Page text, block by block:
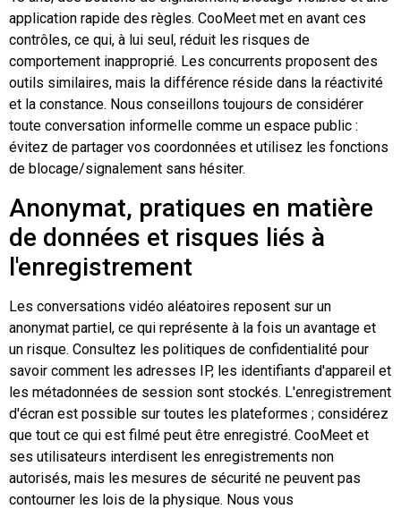
application rapide des règles. CooMeet met en avant ces
contrôles, ce qui, à lui seul, réduit les risques de
comportement inapproprié. Les concurrents proposent des
outils similaires, mais la différence réside dans la réactivité
et la constance. Nous conseillons toujours de considérer
toute conversation informelle comme un espace public :
évitez de partager vos coordonnées et utilisez les fonctions
de blocage/signalement sans hésiter.
Anonymat, pratiques en matière
de données et risques liés à
l'enregistrement
Les conversations vidéo aléatoires reposent sur un
anonymat partiel, ce qui représente à la fois un avantage et
un risque. Consultez les politiques de confidentialité pour
savoir comment les adresses IP, les identifiants d'appareil et
les métadonnées de session sont stockés. L'enregistrement
d'écran est possible sur toutes les plateformes ; considérez
que tout ce qui est filmé peut être enregistré. CooMeet et
ses utilisateurs interdisent les enregistrements non
autorisés, mais les mesures de sécurité ne peuvent pas
contourner les lois de la physique. Nous vous